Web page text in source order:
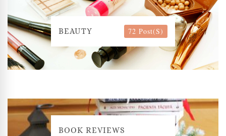
BEAUTY 72 Post(s)
BOOK REVIEWS